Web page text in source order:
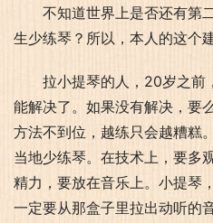
不知道世界上是否还有第
生少练琴？所以，本人的这个
拉小提琴的人，20岁之前
能解决了。如果没有解决，要
方法不到位，越练只会越糟糕
当地少练琴。在技术上，要多
精力，要放在音乐上。小提琴
一定要从那盒子里拉出动听的